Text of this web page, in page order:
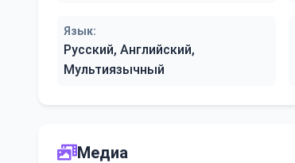
Язык:
Русский, Английский,
Мультиязычный
Медиа